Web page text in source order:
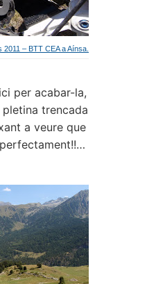
2011 – BTT CEA a Aínsa.
per acabar-la,
trencada
a veure que